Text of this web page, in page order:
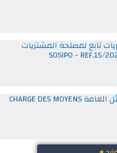
تابع لمصلحة المشتريات
مباراة لتوظيف مكلف بالوسائل العامة CHARGE DES MOYENS